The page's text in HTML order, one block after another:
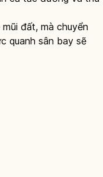
đất, mà chuyển
quanh sân bay sẽ